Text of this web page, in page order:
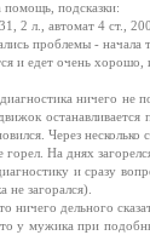
помощь, подсказки:
2 л., автомат 4 ст.,
проблемы - начала
и едет очень
ничего не
Через несколько
горел. На днях
и сразу
не загорался).
ничего дельного
у мужика при